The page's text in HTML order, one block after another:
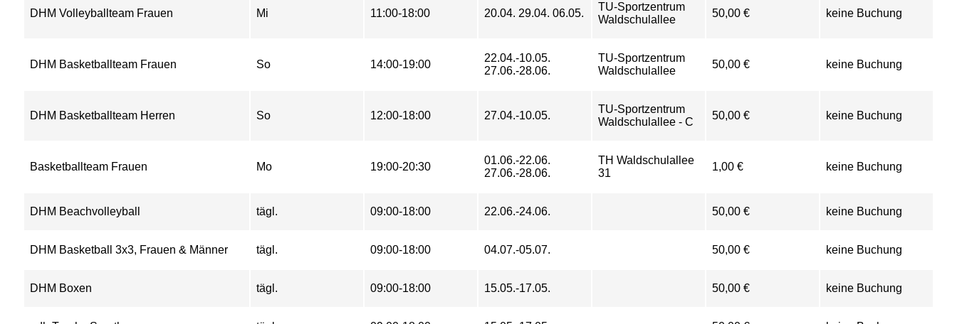
DHM Volleyballteam Frauen Mi 11:00-18:00 20.04. 29.04. 06.05.
TU-Sportzentrum
Waldschulallee
50,00 € keine Buchung
DHM Basketballteam Frauen So 14:00-19:00
22.04.-10.05.
27.06.-28.06.
TU-Sportzentrum
Waldschulallee
50,00 € keine Buchung
DHM Basketballteam Herren So 12:00-18:00 27.04.-10.05.
TU-Sportzentrum
Waldschulallee - C
50,00 € keine Buchung
Basketballteam Frauen Mo 19:00-20:30
01.06.-22.06.
27.06.-28.06.
TH Waldschulallee
31
1,00 € keine Buchung
DHM Beachvolleyball tägl. 09:00-18:00 22.06.-24.06. 50,00 € keine Buchung
DHM Basketball 3x3, Frauen & Männer tägl. 09:00-18:00 04.07.-05.07. 50,00 € keine Buchung
DHM Boxen tägl. 09:00-18:00 15.05.-17.05. 50,00 € keine Buchung